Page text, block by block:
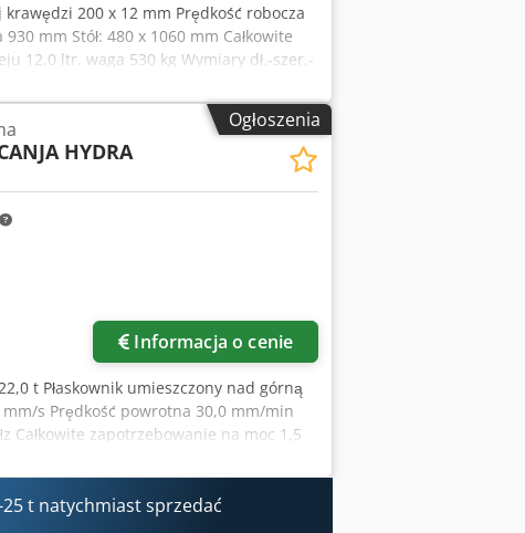
200 x 12 mm Prędkość robocza
mm Stół: 480 x 1060 mm Całkowite
12,0 ltr. waga 530 kg Wymiary dł.-szer.-
- duży, solidny stół maszynowy
szlifowanej stali kutej - Cyfrowy
punktu końcowego gięcia i 1x punktu
gnąca.. Stopień: 60° / Promień
Akijf - bezstopniowa
- swobodnie ruchomy podwójny
paletowego/widłowego - Instrukcja
Ogłoszenia
HYDRA
Informacja o cenie
t Płaskownik umieszczony nad górną
mm/s Prędkość powrotna 30,0 mm/min
Całkowite zapotrzebowanie na moc 1,5
1200 x 920 mm Obecna cena katalogowa
Opis: - elektrohydrauliczna, pozioma
regulacja skoku suwaka - Solidna
otwarta powierzchnia robocza - Maszyna
t natychmiast sprzedać